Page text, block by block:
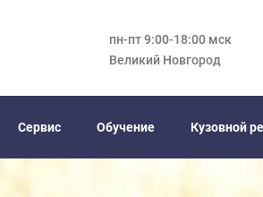
пн-пт 9:00-18:00 мск
Великий Новгород
Сервис Обучение Кузовной